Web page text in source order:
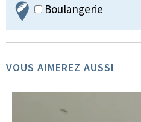
Boulangerie
VOUS AIMEREZ AUSSI